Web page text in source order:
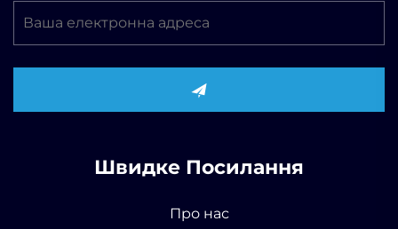
Швидке Посилання
Про нас